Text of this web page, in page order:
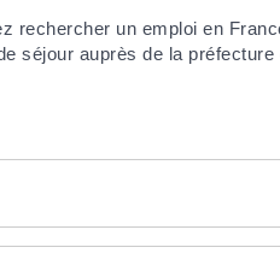
rechercher un emploi en
séjour auprès de la préfecture